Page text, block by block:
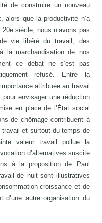
de construire un nouveau
alors que la productivité n’a
siècle, nous n’avons pas
vie libéré du travail, des
la marchandisation de nos
ce débat ne s’est pas
refusé. Entre la
attribuée au travail
envisager une réduction
en place de l’État social
de chômage contribuent à
et surtout du temps de
valeur travail pollue la
d’alternatives suscite
à la proposition de Paul
de nuit sont illustratives
croissance et de
d’une autre organisation du